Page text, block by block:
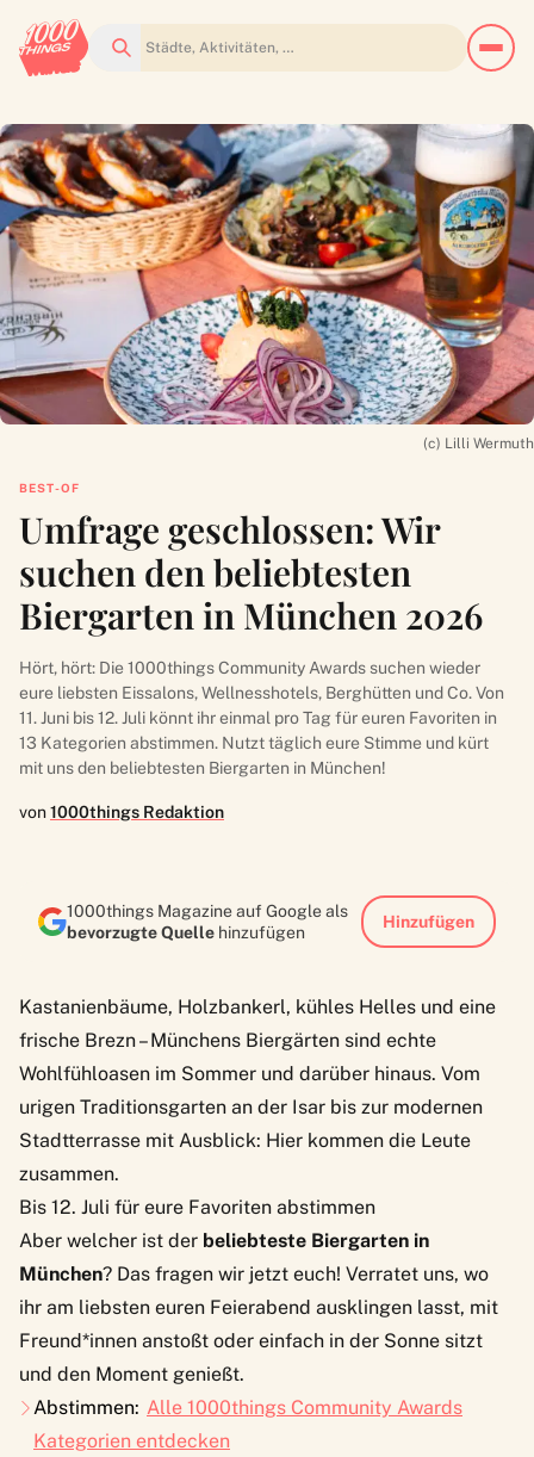
Suchen
(c) Lilli Wermuth
BEST-OF
Umfrage geschlossen: Wir
suchen den beliebtesten
Biergarten in München 2026
Hört, hört: Die 1000things Community Awards suchen wieder
eure liebsten Eissalons, Wellnesshotels, Berghütten und Co. Von
11. Juni bis 12. Juli könnt ihr einmal pro Tag für euren Favoriten in
13 Kategorien abstimmen. Nutzt täglich eure Stimme und kürt
mit uns den beliebtesten Biergarten in München!
von1000things Redaktion
1000things Magazine auf Google als
bevorzugte Quelle hinzufügen
Hinzufügen
Kastanienbäume, Holzbankerl, kühles Helles und eine
frische Brezn – Münchens Biergärten sind echte
Wohlfühloasen im Sommer und darüber hinaus. Vom
urigen Traditionsgarten an der Isar bis zur modernen
Stadtterrasse mit Ausblick: Hier kommen die Leute
zusammen.
Bis 12. Juli für eure Favoriten abstimmen
Aber welcher ist der beliebteste Biergarten in
München? Das fragen wir jetzt euch! Verratet uns, wo
ihr am liebsten euren Feierabend ausklingen lasst, mit
Freund*innen anstoßt oder einfach in der Sonne sitzt
und den Moment genießt.
Abstimmen: Alle 1000things Community Awards
Kategorien entdecken